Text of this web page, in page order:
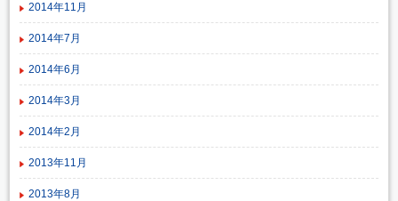
2014年11月
2014年7月
2014年6月
2014年3月
2014年2月
2013年11月
2013年8月